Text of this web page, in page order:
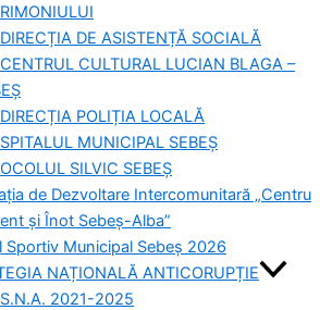
DIRECȚIA DE ASISTENȚĂ SOCIALĂ
CENTRUL CULTURAL LUCIAN BLAGA –
DIRECȚIA POLIȚIA LOCALĂ
SPITALUL MUNICIPAL SEBEȘ
OCOLUL SILVIC SEBEȘ
de Dezvoltare Intercomunitară „Centru
și Înot Sebeș-Alba”
Sportiv Municipal Sebeș 2026
NAȚIONALĂ ANTICORUPȚIE
S.N.A. 2021-2025